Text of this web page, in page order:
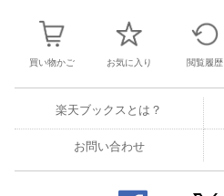
買い物かご お気に入り 閲覧履歴
楽天ブックスとは？
お問い合わせ